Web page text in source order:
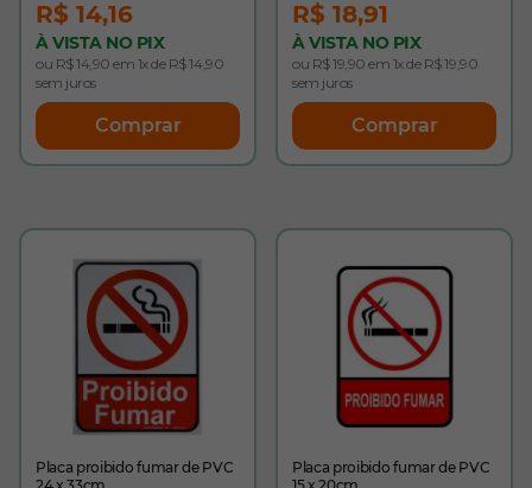
R$ 14,16
À VISTA NO PIX
ou R$ 14,90 em 1x de R$ 14,90
sem juros
Comprar
R$ 18,91
À VISTA NO PIX
ou R$ 19,90 em 1x de R$ 19,90
sem juros
Comprar
Placa proibido fumar de PVC
Placa proibido fumar de PVC